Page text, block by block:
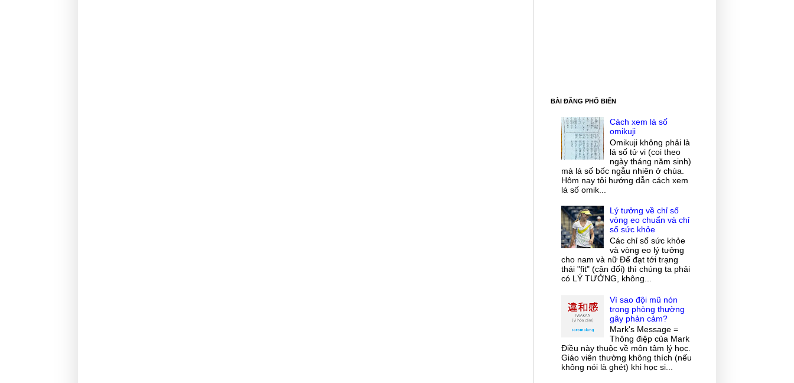
BÀI ĐĂNG PHỔ BIẾN
Cách xem lá số
omikuji
Omikuji không phải là
lá số tử vi (coi theo
ngày tháng năm sinh)
mà lá số bốc ngẫu nhiên ở chùa.
Hôm nay tôi hướng dẫn cách xem
lá số omik...
Lý tưởng về chỉ số
vòng eo chuẩn và chỉ
số sức khỏe
Các chỉ số sức khỏe
và vòng eo lý tưởng
cho nam và nữ Để đạt tới trạng
thái "fit" (cân đối) thì chúng ta phải
có LÝ TƯỞNG, không...
Vì sao đội mũ nón
trong phòng thường
gây phản cảm?
Mark's Message =
Thông điệp của Mark
Điều này thuộc về môn tâm lý học.
Giáo viên thường không thích (nếu
không nói là ghét) khi học si...